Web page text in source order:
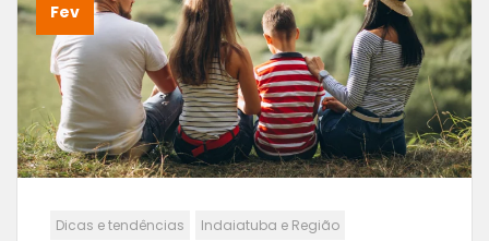
Fev
Dicas e tendências Indaiatuba e Região